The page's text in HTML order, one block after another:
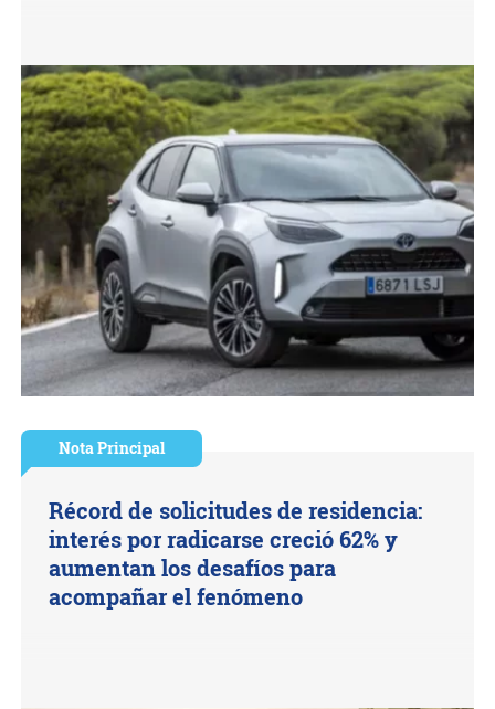
Nota Principal
Récord de solicitudes de residencia:
interés por radicarse creció 62% y
aumentan los desafíos para
acompañar el fenómeno